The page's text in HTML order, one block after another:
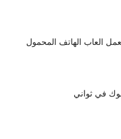
العاب الهاتف المحمول
في ثواني